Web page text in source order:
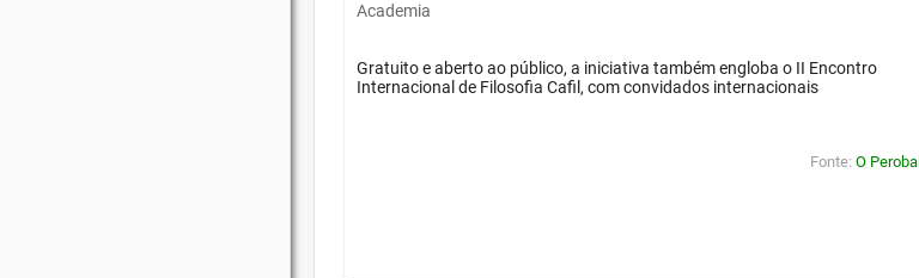
Academia
Gratuito e aberto ao público, a iniciativa também engloba o II Encontro
Internacional de Filosofia Cafil, com convidados internacionais
Fonte: O Perobal